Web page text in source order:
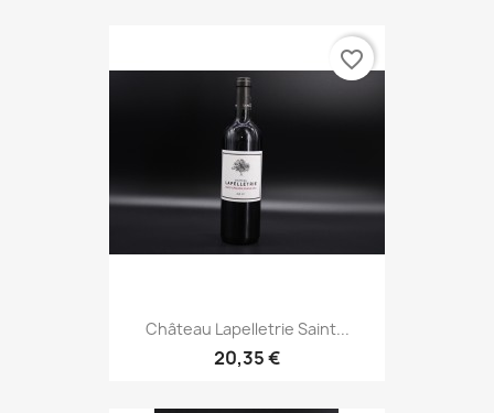
Château Lapelletrie Saint...
20,35 €
favorite_border